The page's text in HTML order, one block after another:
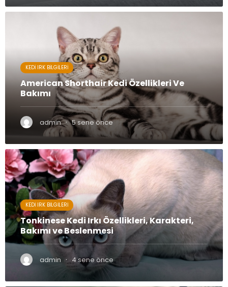
KEDI IRK BILGILERI
American Shorthair Kedi Özellikleri Ve
Bakımı
admin · 5 sene önce
KEDI IRK BILGILERI
Tonkinese Kedi Irkı Özellikleri, Karakteri,
Bakımı ve Beslenmesi
admin · 4 sene önce